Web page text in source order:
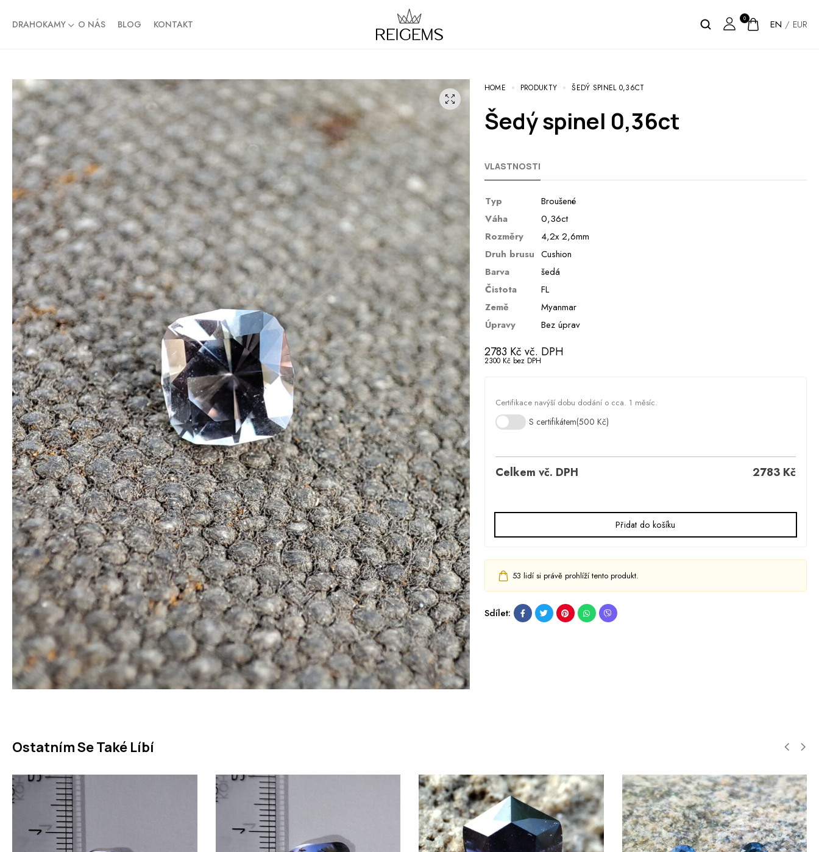
DRAHOKAMY O NÁS BLOG KONTAKT 0 EN / EUR
HOME PRODUKTY ŠEDÝ SPINEL 0,36CT
Šedý spinel 0,36ct
VLASTNOSTI
Typ
Broušené
Váha
0,36ct
Rozměry
4,2x 2,6mm
Druh brusu Cushion
Barva
šedá
Čistota
FL
Země
Myanmar
Úpravy
Bez úprav
2783 Kč vč. DPH
2300 Kčbez DPH
Certifikace navýší dobu dodání o cca. 1 měsíc.
S certifikátem(500 Kč)
Celkem vč. DPH 2783 Kč
Přidat do košíku
53 lidí si právě prohlíží tento produkt.
Sdílet:
Ostatním Se Také Líbí